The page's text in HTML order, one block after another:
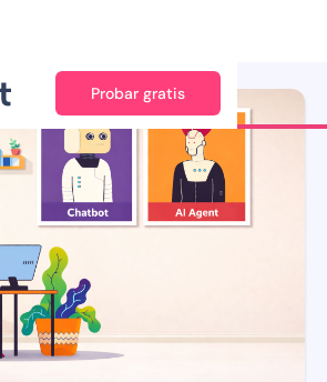
Probar gratis
Ilustración: Niklas Puertolas